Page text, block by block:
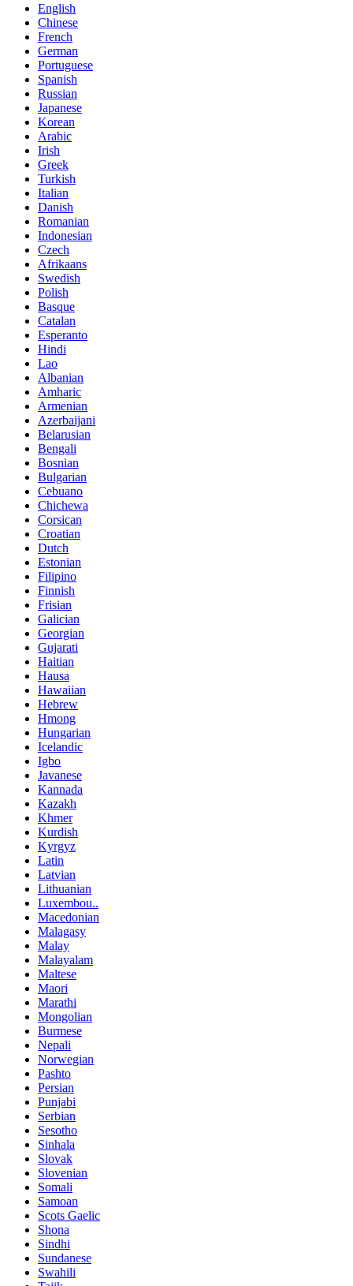
English
Chinese
French
German
Portuguese
Spanish
Russian
Japanese
Korean
Arabic
Irish
Greek
Turkish
Italian
Danish
Romanian
Indonesian
Czech
Afrikaans
Swedish
Polish
Basque
Catalan
Esperanto
Hindi
Lao
Albanian
Amharic
Armenian
Azerbaijani
Belarusian
Bengali
Bosnian
Bulgarian
Cebuano
Chichewa
Corsican
Croatian
Dutch
Estonian
Filipino
Finnish
Frisian
Galician
Georgian
Gujarati
Haitian
Hausa
Hawaiian
Hebrew
Hmong
Hungarian
Icelandic
Igbo
Javanese
Kannada
Kazakh
Khmer
Kurdish
Kyrgyz
Latin
Latvian
Lithuanian
Luxembou..
Macedonian
Malagasy
Malay
Malayalam
Maltese
Maori
Marathi
Mongolian
Burmese
Nepali
Norwegian
Pashto
Persian
Punjabi
Serbian
Sesotho
Sinhala
Slovak
Slovenian
Somali
Samoan
Scots Gaelic
Shona
Sindhi
Sundanese
Swahili